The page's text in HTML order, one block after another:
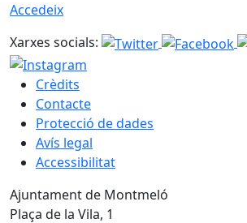
Accedeix
Xarxes socials:
Crèdits
Contacte
Protecció de dades
Avís legal
Accessibilitat
Ajuntament de Montmeló
Plaça de la Vila, 1